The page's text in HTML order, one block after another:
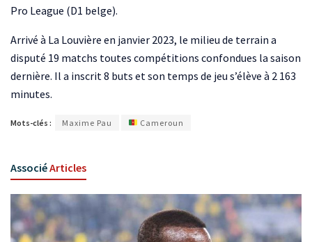
Pro League (D1 belge).
Arrivé à La Louvière en janvier 2023, le milieu de terrain a
disputé 19 matchs toutes compétitions confondues la saison
dernière. Il a inscrit 8 buts et son temps de jeu s’élève à 2 163
minutes.
Mots-clés : Maxime Pau Cameroun
AssociéArticles